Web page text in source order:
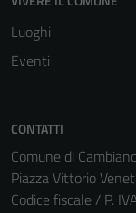
Luoghi
Eventi
CONTATTI
Comune di
Piazza Vittorio
Codice fiscale / P.